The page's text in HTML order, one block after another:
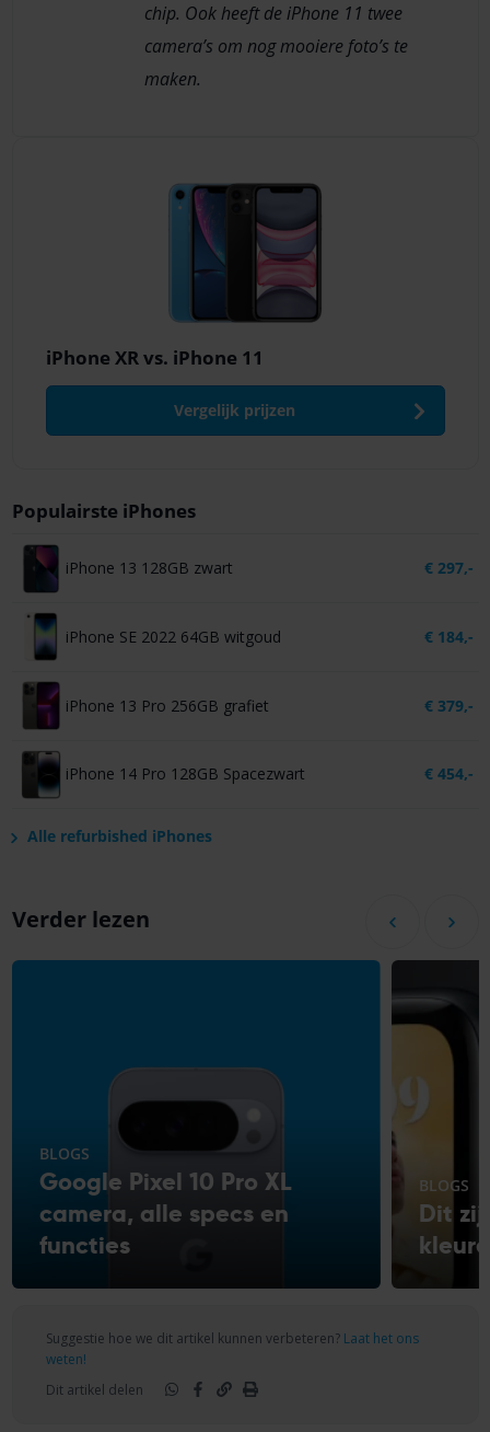
chip. Ook heeft de iPhone 11 twee
camera’s om nog mooiere foto’s te
maken.
iPhone XR vs. iPhone 11
Vergelijk prijzen
Populairste iPhones
iPhone 13 128GB zwart € 297,-
iPhone SE 2022 64GB witgoud € 184,-
iPhone 13 Pro 256GB grafiet € 379,-
iPhone 14 Pro 128GB Spacezwart € 454,-
Alle refurbished iPhones
Verder lezen
BLOGS
Google Pixel 10 Pro XL
camera, alle specs en
functies
BLOGS
Dit
Suggestie hoe we dit artikel kunnen verbeteren? Laat het ons
weten!
Dit artikel delen